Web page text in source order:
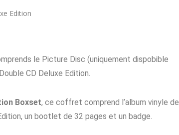
Edition
le Picture Disc (uniquement dispobible
CD Deluxe Edition.
Boxset, ce coffret comprend l’album vinyle de
un bootlet de 32 pages et un badge.